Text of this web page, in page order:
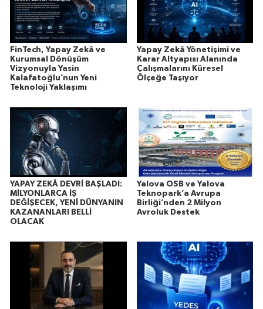
FinTech, Yapay Zekâ ve
Kurumsal Dönüşüm
Vizyonuyla Yasin
Kalafatoğlu’nun Yeni
Teknoloji Yaklaşımı
Yapay Zekâ Yönetişimi ve
Karar Altyapısı Alanında
Çalışmalarını Küresel
Ölçeğe Taşıyor
YAPAY ZEKÂ DEVRİ BAŞLADI:
MİLYONLARCA İŞ
DEĞİŞECEK, YENİ DÜNYANIN
KAZANANLARI BELLİ
OLACAK
Yalova OSB ve Yalova
Teknopark’a Avrupa
Birliği’nden 2 Milyon
Avroluk Destek